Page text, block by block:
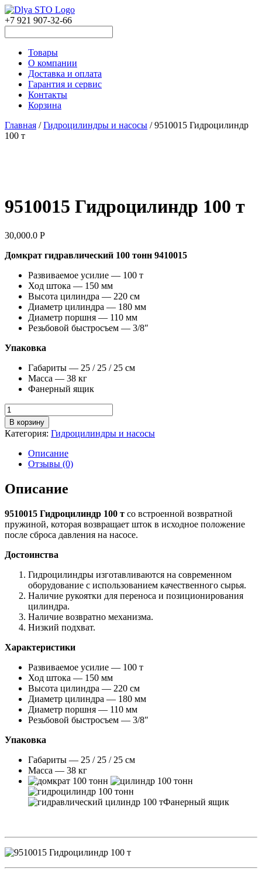
+7 921 907-32-66
Товары
О компании
Доставка и оплата
Гарантия и сервис
Контакты
Корзина
Главная /Гидроцилиндры и насосы / 9510015 Гидроцилиндр
100 т
9510015 Гидроцилиндр 100 т
30,000.0 Р
Домкрат гидравлический 100 тонн 9410015
Развиваемое усилие — 100 т
Ход штока — 150 мм
Высота цилиндра — 220 см
Диаметр цилиндра — 180 мм
Диаметр поршня — 110 мм
Резьбовой быстросъем — 3/8″
Упаковка
Габариты — 25 / 25 / 25 см
Масса — 38 кг
Фанерный ящик
Количество
товара
9510015
Гидроцилиндр
В корзину
Категория: Гидроцилиндры и насосы
Описание
Отзывы (0)
Описание
9510015 Гидроцилиндр 100 т со встроенной возвратной
пружиной, которая возвращает шток в исходное положение
после сброса давления на насосе.
Достоинства
Гидроцилиндры изготавливаются на современном
оборудование с использованием качественного сырья.
Наличие рукоятки для переноса и позиционирования
цилиндра.
Наличие возвратно механизма.
Низкий подхват.
Характеристики
Развиваемое усилие — 100 т
Ход штока — 150 мм
Высота цилиндра — 220 см
Диаметр цилиндра — 180 мм
Диаметр поршня — 110 мм
Резьбовой быстросъем — 3/8″
Упаковка
Габариты — 25 / 25 / 25 см
Масса — 38 кг
Фанерный ящик